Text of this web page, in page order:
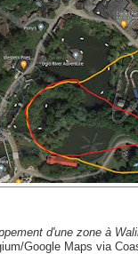
d'une zone à
Google Maps via